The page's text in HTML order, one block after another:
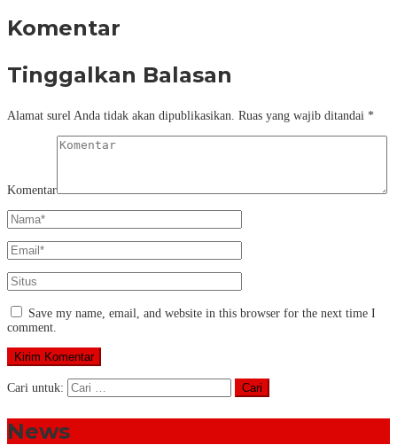
Komentar
Tinggalkan Balasan
Alamat surel Anda tidak akan dipublikasikan. Ruas yang wajib ditandai *
Komentar
Save my name, email, and website in this browser for the next time I
comment.
Cari untuk:
News